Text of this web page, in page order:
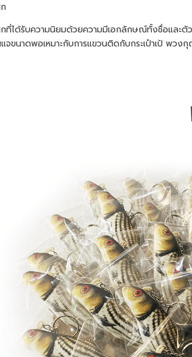
ได้รับความนิยมด้วยความมีเอกลักษณ์ทั้งชื่อและตั
ขนาดพอเหมาะกับการแขวนติดกับกระเป๋าเป้ พวง